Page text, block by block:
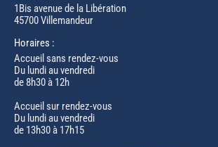
1Bis avenue de la Libération
45700 Villemandeur
Horaires :
Accueil sans rendez-vous
Du lundi au vendredi
de 8h30 à 12h
Accueil sur rendez-vous
Du lundi au vendredi
de 13h30 à 17h15